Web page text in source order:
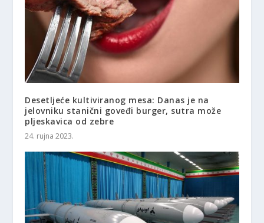
Desetljeće kultiviranog mesa: Danas je na
jelovniku stanični goveđi burger, sutra može
pljeskavica od zebre
24. rujna 2023.